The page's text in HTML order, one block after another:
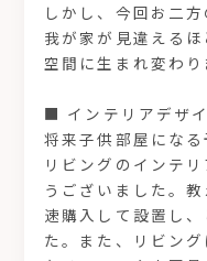
しかし、今回お二
我が家が見違える
空間に生まれ変わり
■ インテリアデザ
将来子供部屋になる
リビングのインテ
うございました。
速購入して設置し
た。また、リビン